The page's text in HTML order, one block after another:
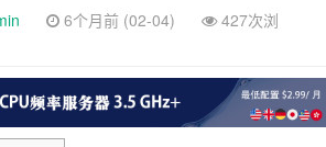
6个月前 (02-04)
427次浏